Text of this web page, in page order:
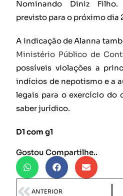
Nominando Diniz
previsto para o próximo dia
A indicação de Alanna
Ministério Público de
possíveis violações a
indícios de nepotismo e a
legais para o exercício do
saber jurídico.
D1 com g1
Gostou Compartilhe..
ANTERIOR